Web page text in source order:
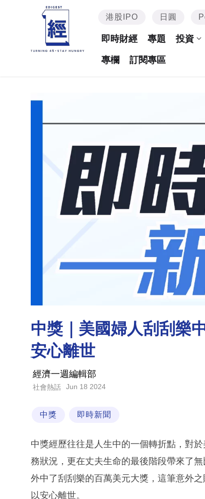
港股IPO 日圓
即時財經 專題 投資
專欄 訂閱專區
中獎｜美國婦人刮刮樂
安心離世
經濟一週編輯部
社會熱話 Jun 18 2024
中獎 即時新聞
中獎經歷往往是人生中的一個轉折點，對
務狀況，更在丈夫生命的最後階段帶來了
外中了刮刮樂的百萬美元大獎，這筆意外
以安心離世。